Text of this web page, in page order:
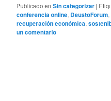
Publicado en Sin categorizar |
conferencia online, DeustoForum,
recuperación económica,
un comentario